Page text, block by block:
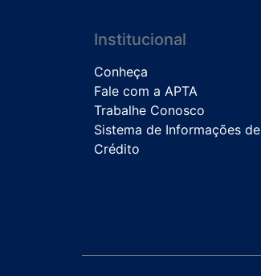
Institucional
Conheça
Fale com a APTA
Trabalhe Conosco
Sistema de Informações de
Crédito